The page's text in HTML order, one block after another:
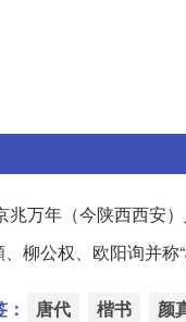
万年（今陕西西安
柳公权、欧阳询并称“
唐代 楷书 颜